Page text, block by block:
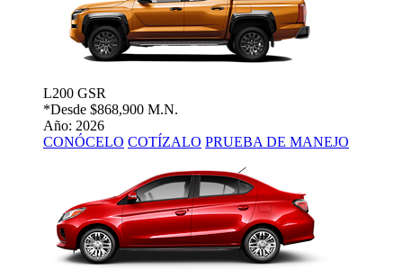
L200 GSR
*Desde $868,900 M.N.
Año: 2026
CONÓCELO COTÍZALO PRUEBA DE MANEJO